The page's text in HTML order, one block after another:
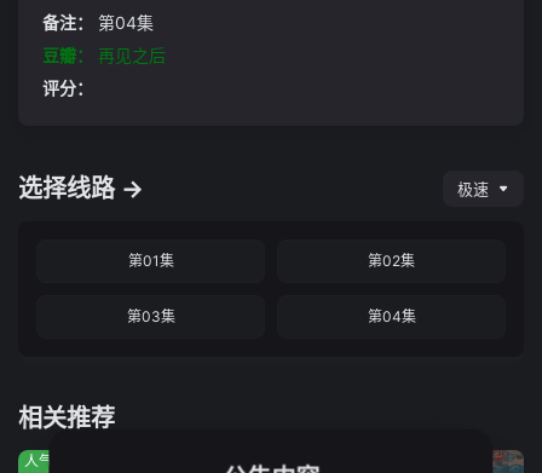
备注：
第04集
豆瓣：
再见之后
评分：
选择线路 → 极速
第01集 第02集
第03集 第04集
相关推荐
人气:647 人气:720